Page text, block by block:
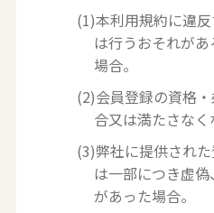
(1)本利用規約に違
は行うおそれが
場合。
(2)会員登録の資格
合又は満たさなく
(3)弊社に提供され
は一部につき虚
があった場合。